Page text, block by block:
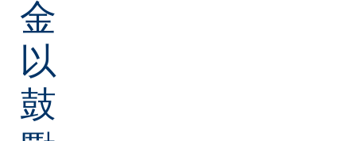
金
以
鼓